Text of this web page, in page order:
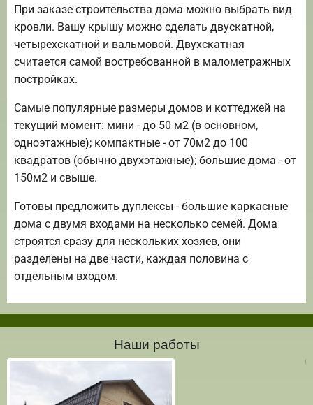
При заказе строительства дома можно выбрать вид
кровли. Вашу крышу можно сделать двускатной,
четырехскатной и вальмовой. Двухскатная
считается самой востребованной в малометражных
постройках.
Самые популярные размеры домов и коттеджей на
текущий момент: мини - до 50 м2 (в основном,
одноэтажные); компактные - от 70м2 до 100
квадратов (обычно двухэтажные); большие дома - от
150м2 и свыше.
Готовы предложить дуплексы - большие каркасные
дома с двумя входами на несколько семей. Дома
строятся сразу для нескольких хозяев, они
разделены на две части, каждая половина с
отдельным входом.
Наши работы